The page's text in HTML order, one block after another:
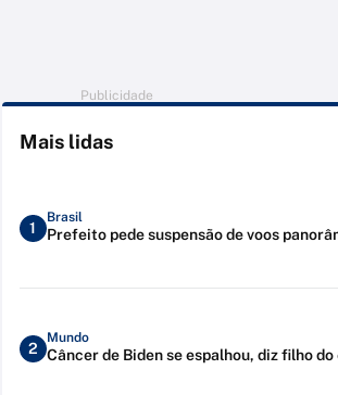
Publicidade
Mais lidas
1
Brasil
Prefeito pede suspensão de voos
2
Mundo
Câncer de Biden se espalhou, diz filho